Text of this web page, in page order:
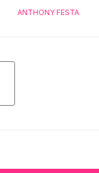
ANTHONY FESTA